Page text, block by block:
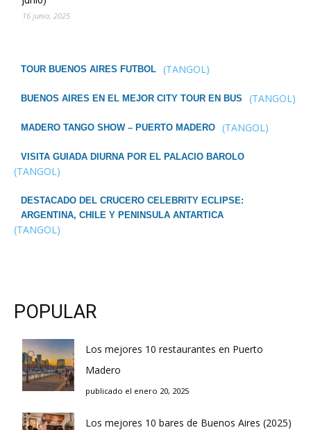
16 junio, 2025
TOUR BUENOS AIRES FUTBOL (TANGOL)
BUENOS AIRES EN EL MEJOR CITY TOUR EN BUS (TANGOL)
MADERO TANGO SHOW – PUERTO MADERO (TANGOL)
VISITA GUIADA DIURNA POR EL PALACIO BAROLO
(TANGOL)
DESTACADO DEL CRUCERO CELEBRITY ECLIPSE:
ARGENTINA, CHILE Y PENINSULA ANTARTICA
(TANGOL)
POPULAR
Los mejores 10 restaurantes en Puerto
Madero
publicado el enero 20, 2025
Los mejores 10 bares de Buenos Aires (2025)